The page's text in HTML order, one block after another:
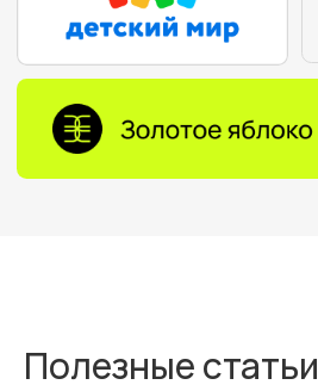
Полезные статьи